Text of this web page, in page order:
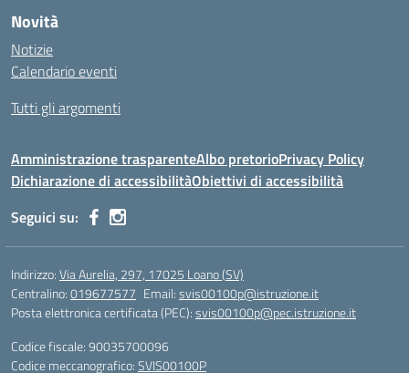
Novità
Notizie
Calendario eventi
Tutti gli argomenti
Amministrazione trasparenteAlbo pretorioPrivacy Policy
Dichiarazione di accessibilitàObiettivi di accessibilità
Seguici su:
Indirizzo:Via Aurelia, 297, 17025 Loano (SV)
Centralino:019677577 Email:svis00100p@istruzione.it
Posta elettronica certificata (PEC):svis00100p@pec.istruzione.it
Codice fiscale: 90035700096
Codice meccanografico:SVIS00100P